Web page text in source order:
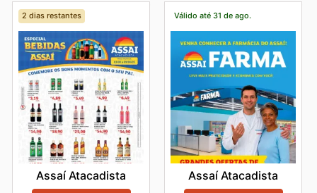
2 dias restantes
Assaí Atacadista
Válido até 31 de ago.
Assaí Atacadista